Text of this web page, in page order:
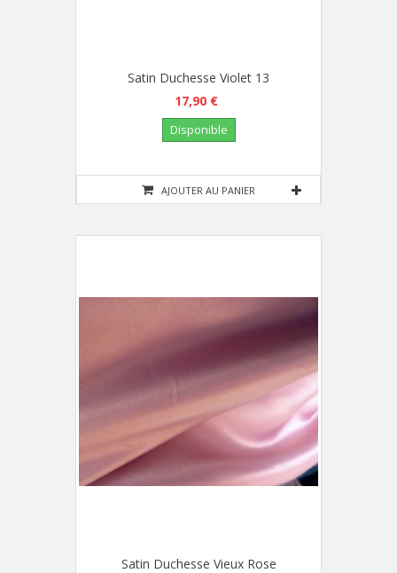
AJOUTER AU PANIER
Satin Duchesse Violet 13
17,90 €
Disponible
Satin Duchesse Vieux Rose